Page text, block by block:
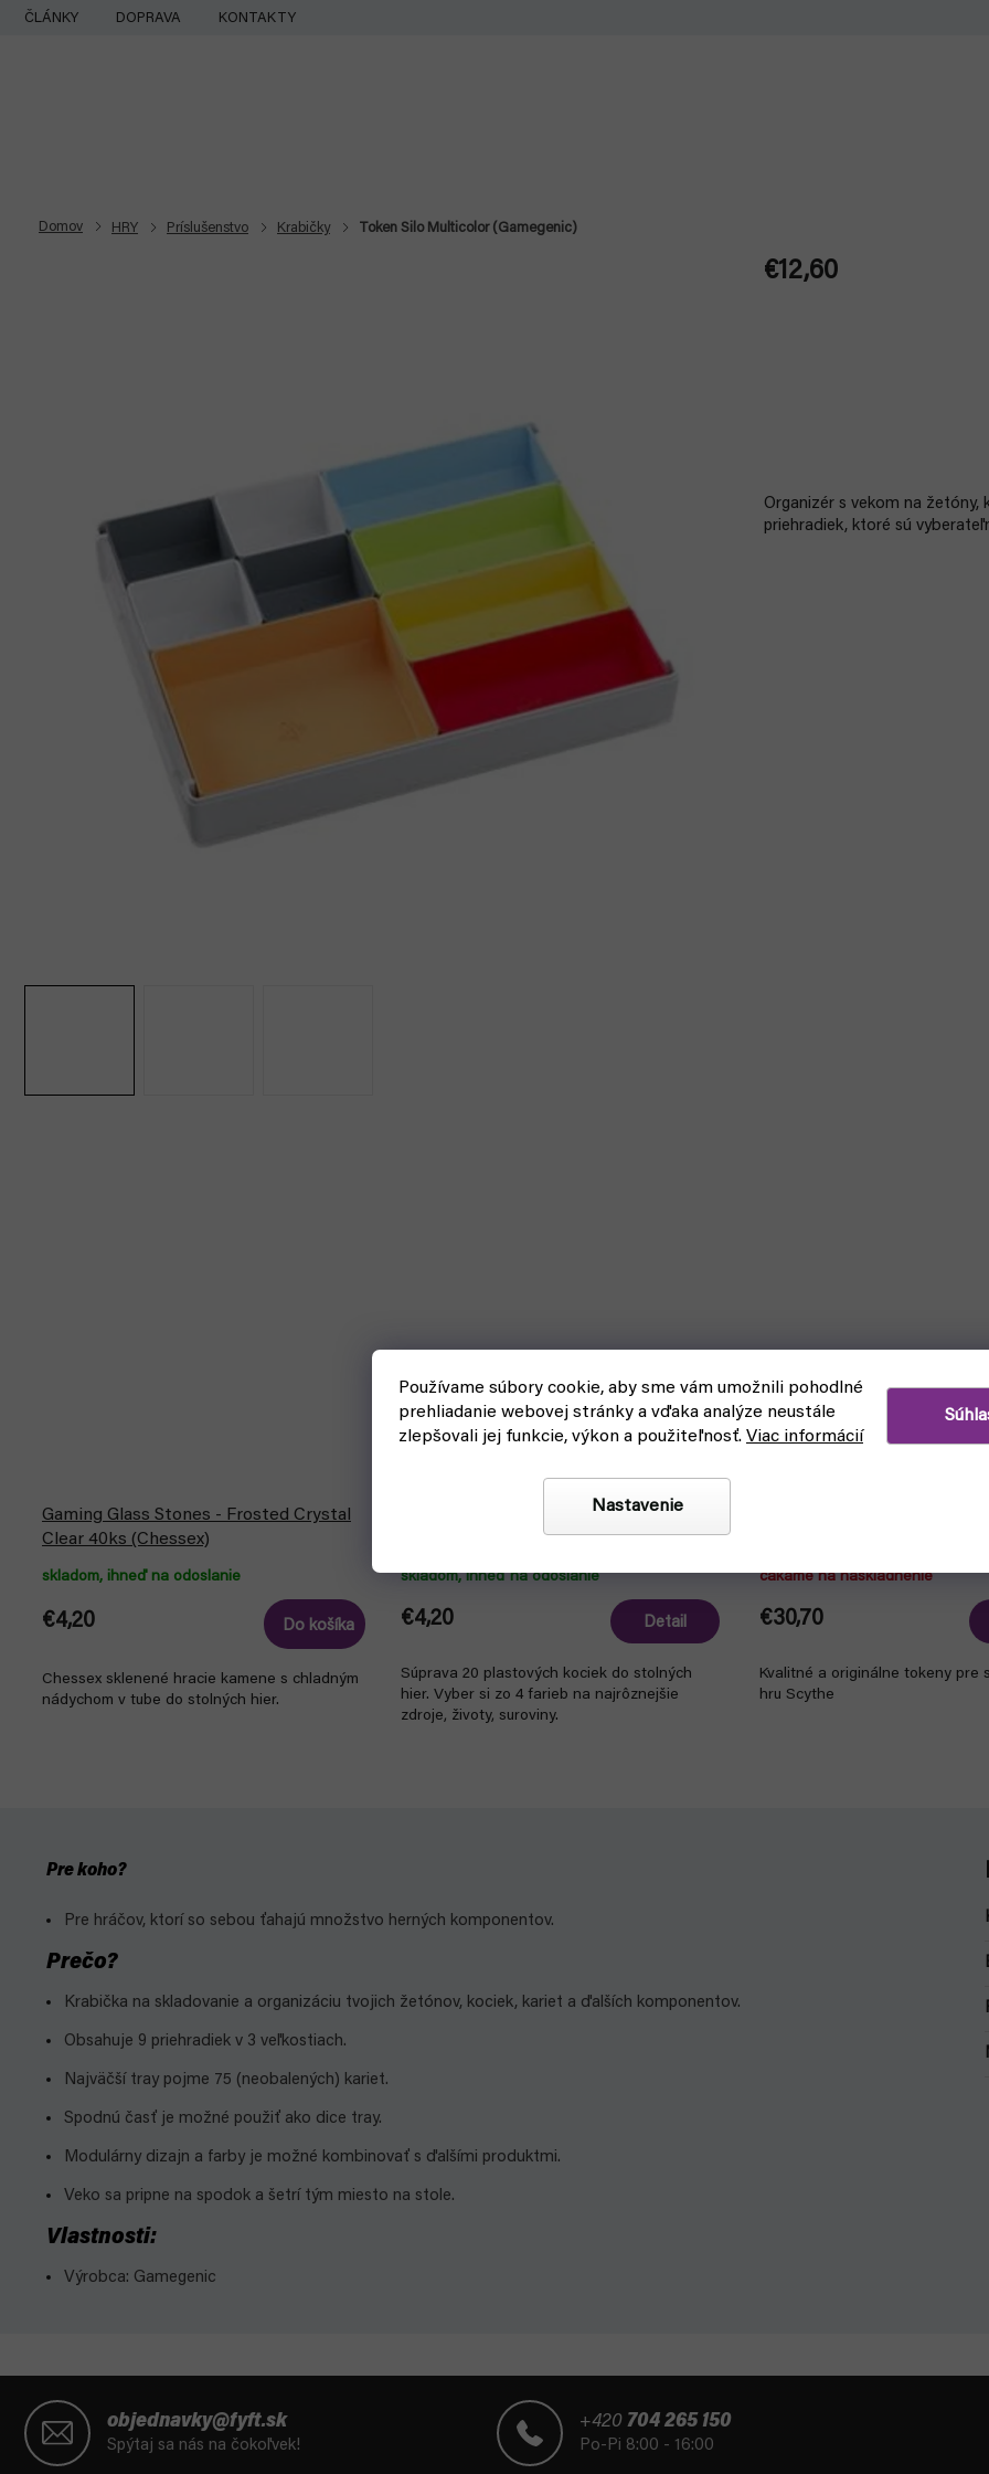
Používame súbory cookie, aby sme vám umožnili pohodlné
prehliadanie webovej stránky a vďaka analýze neustále
zlepšovali jej funkcie, výkon a použiteľnosť. Viac informácií
Nastavenie
Prejsť
ČLÁNKY DOPRAVA KONTAKTY
Domov HRY Príslušenstvo Krabičky Token Silo Multicolor (Gamegenic)
€12,60
Organizér s vekom na žetóny,
priehradiek, ktoré sú
Gaming Glass Stones - Frosted Crystal
Clear 40ks (Chessex)
skladom, ihneď na odoslanie
€4,20 Do košíka
Chessex sklenené hracie kamene s chladným
nádychom v tube do stolných hier.
skladom, ihneď na odoslanie
€4,20 Detail
Súprava 20 plastových kociek do stolných
hier. Vyber si zo 4 farieb na najrôznejšie
zdroje, životy, suroviny.
čakáme na naskladnenie
€30,70
Kvalitné a originálne tokeny pre
hru Scythe
Pre koho?
Pre hráčov, ktorí so sebou ťahajú množstvo herných komponentov.
Prečo?
Krabička na skladovanie a organizáciu tvojich žetónov, kociek, kariet a ďalších komponentov.
Obsahuje 9 priehradiek v 3 veľkostiach.
Najväčší tray pojme 75 (neobalených) kariet.
Spodnú časť je možné použiť ako dice tray.
Modulárny dizajn a farby je možné kombinovať s ďalšími produktmi.
Veko sa pripne na spodok a šetrí tým miesto na stole.
Vlastnosti:
Výrobca: Gamegenic
objednavky@fyft.sk
Spýtaj sa nás na čokoľvek!
+420 704 265 150
Po-Pi 8:00 - 16:00